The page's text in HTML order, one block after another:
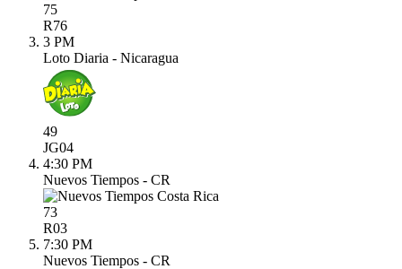
75
R76
3 PM
Loto Diaria - Nicaragua
49
JG04
4:30 PM
Nuevos Tiempos - CR
73
R03
7:30 PM
Nuevos Tiempos - CR